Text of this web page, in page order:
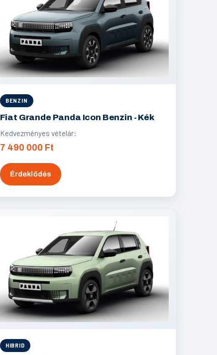
BENZIN
Fiat Grande Panda Icon Benzin - Kék
Kedvezményes vételár:
7 490 000 Ft
Érdeklődés
HIBRID